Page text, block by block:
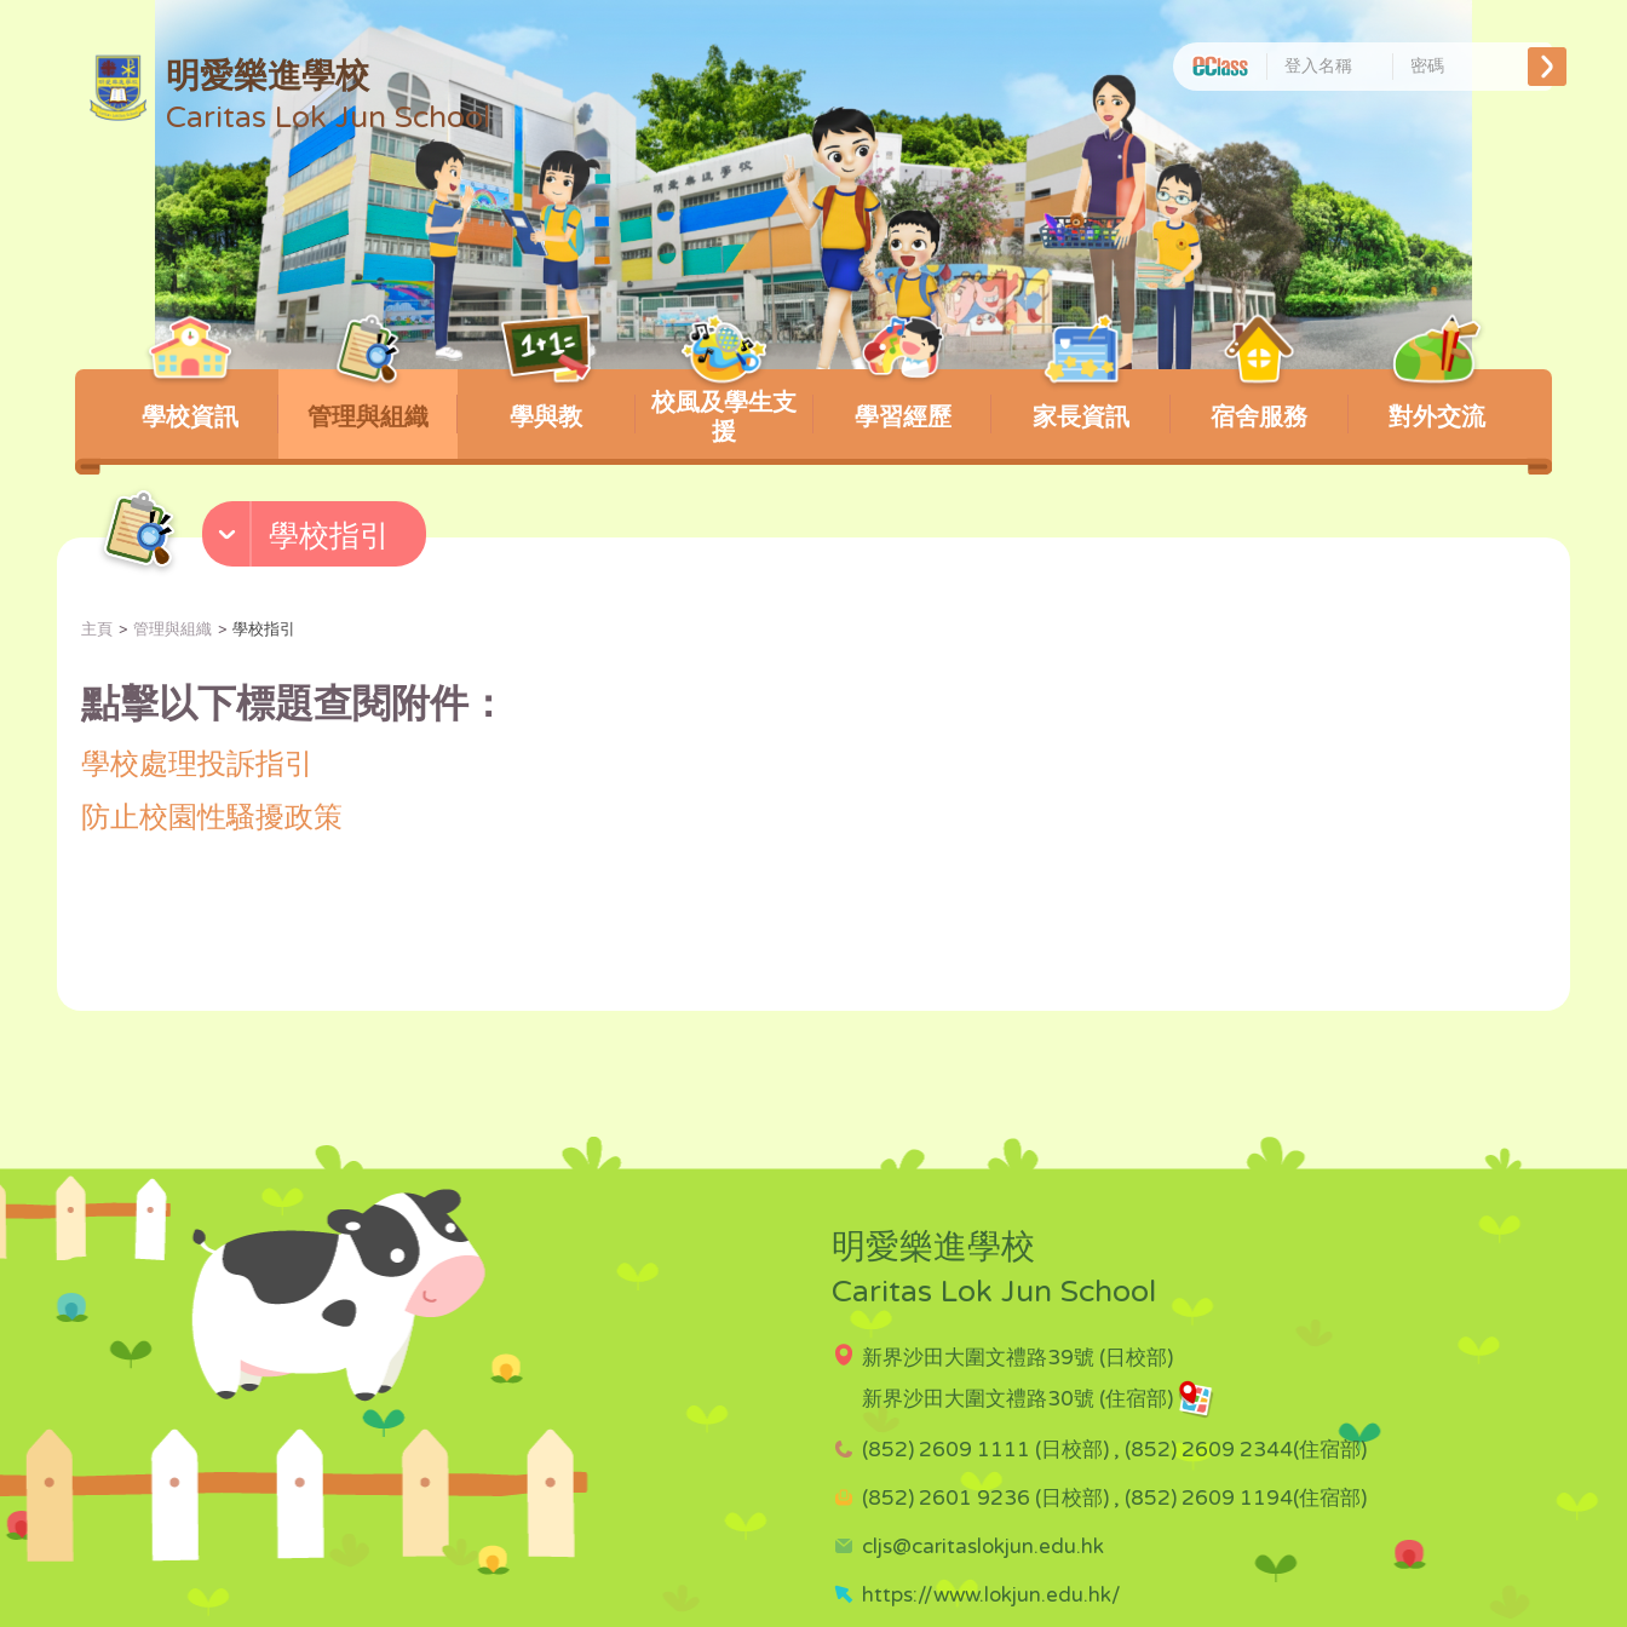
明愛樂進學校
Caritas Lok Jun School
學校資訊 管理與組織 學與教
校風及學生支
援
學習經歷 家長資訊 宿舍服務 對外交流
學校指引
主頁 管理與組織 學校指引
點擊以下標題查閱附件：
學校處理投訴指引
防止校園性騷擾政策
明愛樂進學校
Caritas Lok Jun School
新界沙田大圍文禮路39號 (日校部)
新界沙田大圍文禮路30號 (住宿部)
(852) 2609 1111 (日校部) , (852) 2609 2344(住宿部)
(852) 2601 9236 (日校部) , (852) 2609 1194(住宿部)
cljs@caritaslokjun.edu.hk
https://www.lokjun.edu.hk/